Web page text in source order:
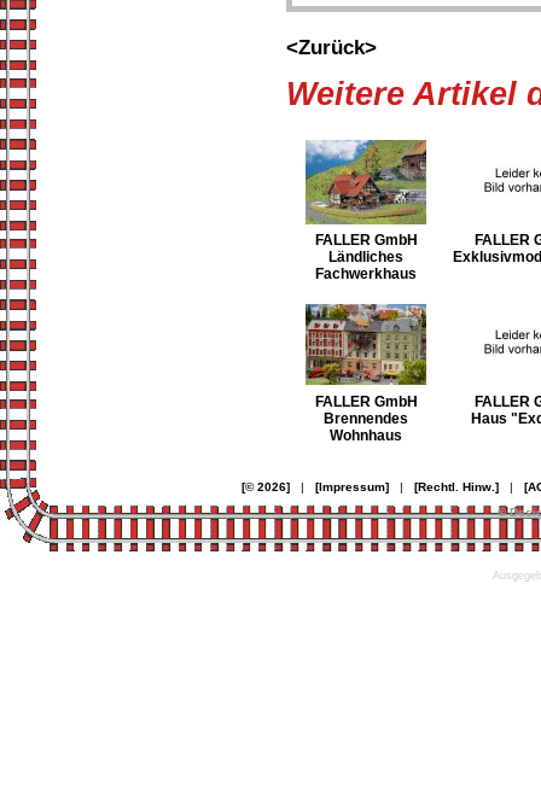
<Zurück>
Weitere Artikel
FALLER GmbH
Ländliches
Fachwerkhaus
FALLER
FALLER GmbH
Brennendes
Wohnhaus
FALLER
Haus
[© 2026]| [Impressum]| [Rechtl. Hinw.]|
©